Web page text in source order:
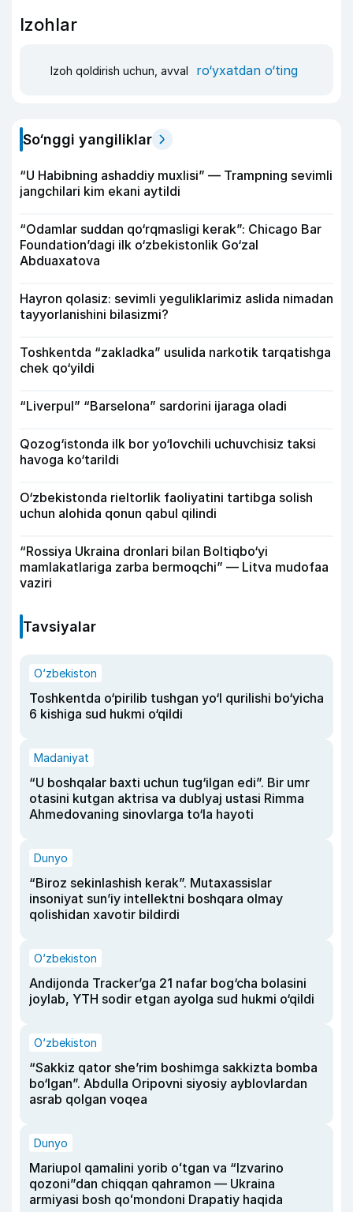
Izohlar
Izoh qoldirish uchun, avval ro‘yxatdan o‘ting
So‘nggi yangiliklar
“U Habibning ashaddiy muxlisi” — Trampning sevimli
jangchilari kim ekani aytildi
“Odamlar suddan qo‘rqmasligi kerak”: Chicago Bar
Foundation’dagi ilk o‘zbekistonlik Go‘zal
Abduaxatova
Hayron qolasiz: sevimli yeguliklarimiz aslida nimadan
tayyorlanishini bilasizmi?
Toshkentda “zakladka” usulida narkotik tarqatishga
chek qo‘yildi
“Liverpul” “Barselona” sardorini ijaraga oladi
Qozog‘istonda ilk bor yo‘lovchili uchuvchisiz taksi
havoga ko‘tarildi
O‘zbekistonda rieltorlik faoliyatini tartibga solish
uchun alohida qonun qabul qilindi
“Rossiya Ukraina dronlari bilan Boltiqbo‘yi
mamlakatlariga zarba bermoqchi” — Litva mudofaa
vaziri
Tavsiyalar
O‘zbekiston
Toshkentda o‘pirilib tushgan yo‘l qurilishi bo‘yicha
6 kishiga sud hukmi o‘qildi
Madaniyat
“U boshqalar baxti uchun tug‘ilgan edi”. Bir umr
otasini kutgan aktrisa va dublyaj ustasi Rimma
Ahmedovaning sinovlarga to‘la hayoti
Dunyo
“Biroz sekinlashish kerak”. Mutaxassislar
insoniyat sun’iy intellektni boshqara olmay
qolishidan xavotir bildirdi
O‘zbekiston
Andijonda Tracker’ga 21 nafar bog‘cha bolasini
joylab, YTH sodir etgan ayolga sud hukmi o‘qildi
O‘zbekiston
“Sakkiz qator she’rim boshimga sakkizta bomba
bo‘lgan”. Abdulla Oripovni siyosiy ayblovlardan
asrab qolgan voqea
Dunyo
Mariupol qamalini yorib oʻtgan va “Izvarino
qozoni”dan chiqqan qahramon — Ukraina
armiyasi bosh qoʻmondoni Drapatiy haqida